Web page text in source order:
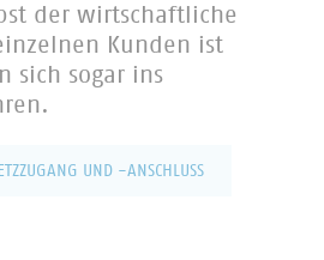
der wirtschaftliche
Kunden ist
sich sogar ins
UND -ANSCHLUSS